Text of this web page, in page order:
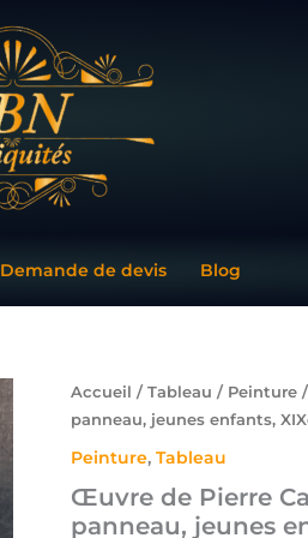
Demande de devis Blog
Accueil / Tableau / Peinture
panneau, jeunes enfants,
Peinture, Tableau
Œuvre de Pierre
panneau, jeunes
quantité
de
de
Pierre
Camille
Gontier,